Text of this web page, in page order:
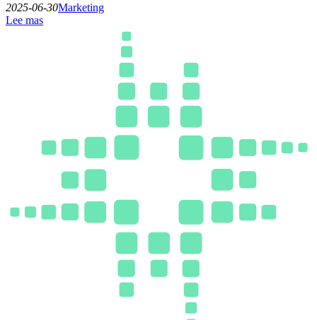
2025-06-30Marketing
Lee mas